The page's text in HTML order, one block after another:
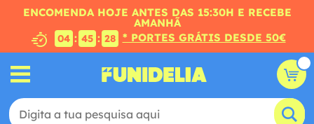
ENCOMENDA HOJE ANTES DAS 15:30H E RECEBE
AMANHÃ
04 : 45 : 27 * PORTES GRÁTIS DESDE 50€